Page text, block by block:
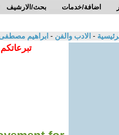
بحث/الارشيف اضافة/خدمات
- الادب والفن - ابراهيم